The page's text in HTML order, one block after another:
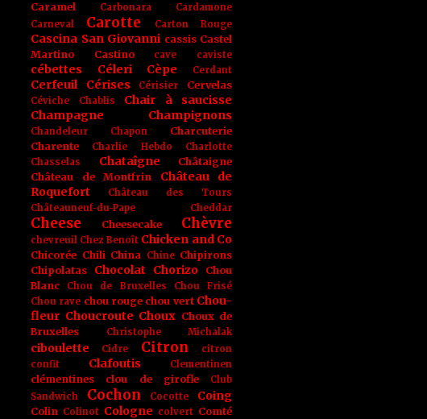
Caramel Carbonara
Cardamone
Carneval
Carotte Carton Rouge
Cascina San Giovanni cassis Castel
Martino
Castino cave caviste
cébettes Céleri Cèpe Cerdant
Cerfeuil Cérises Cérisier Cervelas
Céviche Chablis
Chair à saucisse
Champagne
Champignons
Chandeleur Chapon
Charcuterie
Charente
Charlie Hebdo
Charlotte
Chasselas
Chataîgne
Châtaigne
Château de Montfrin
Château de
Roquefort
Château des Tours
Châteauneuf-du-Pape
Cheddar
Cheese Cheesecake Chèvre
chevreuil Chez Benoît Chicken and Co
Chicorée Chili China Chine Chipirons
Chipolatas
Chocolat Chorizo
Chou
Blanc
Chou de Bruxelles
Chou Frisé
Chou rave chou rouge chou vert Chou-
fleur Choucroute Choux Choux de
Bruxelles
Christophe Michalak
ciboulette Cidre Citron
citron
confit
Clafoutis Clementinen
clémentines clou de girofle
Club
Sandwich
Cochon Cocotte Coing
Colin Colinot Cologne colvert Comté